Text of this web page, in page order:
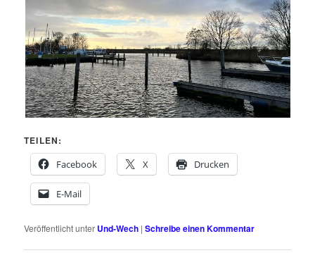
TEILEN:
Facebook
X Drucken
E-Mail
Veröffentlicht unter Und-Wech |Schreibe einen Kommentar